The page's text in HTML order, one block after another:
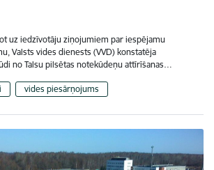
uz iedzīvotāju ziņojumiem par iespējamu
Valsts vides dienests (VVD) konstatēja
no Talsu pilsētas notekūdeņu attīrīšanas…
vides piesārņojums